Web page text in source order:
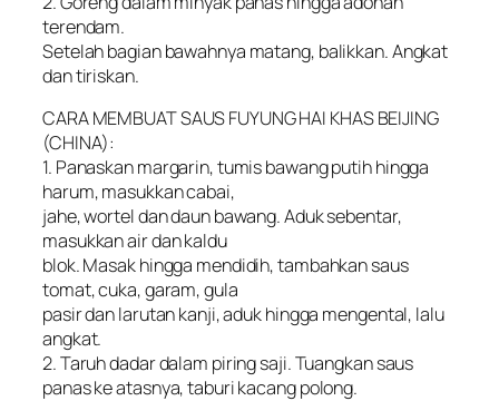
terendam.
Setelah bagian bawahnya matang, balikkan. Angkat
dan tiriskan.
CARA MEMBUAT SAUS FUYUNG HAI KHAS BEIJING
(CHINA):
1. Panaskan margarin, tumis bawang putih hingga
harum, masukkan cabai,
jahe, wortel dan daun bawang. Aduk sebentar,
masukkan air dan kaldu
blok. Masak hingga mendidih, tambahkan saus
tomat, cuka, garam, gula
pasir dan larutan kanji, aduk hingga mengental, lalu
angkat.
2. Taruh dadar dalam piring saji. Tuangkan saus
panas ke atasnya, taburi kacang polong.